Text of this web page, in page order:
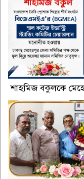
শাহমিজ বকুলকে